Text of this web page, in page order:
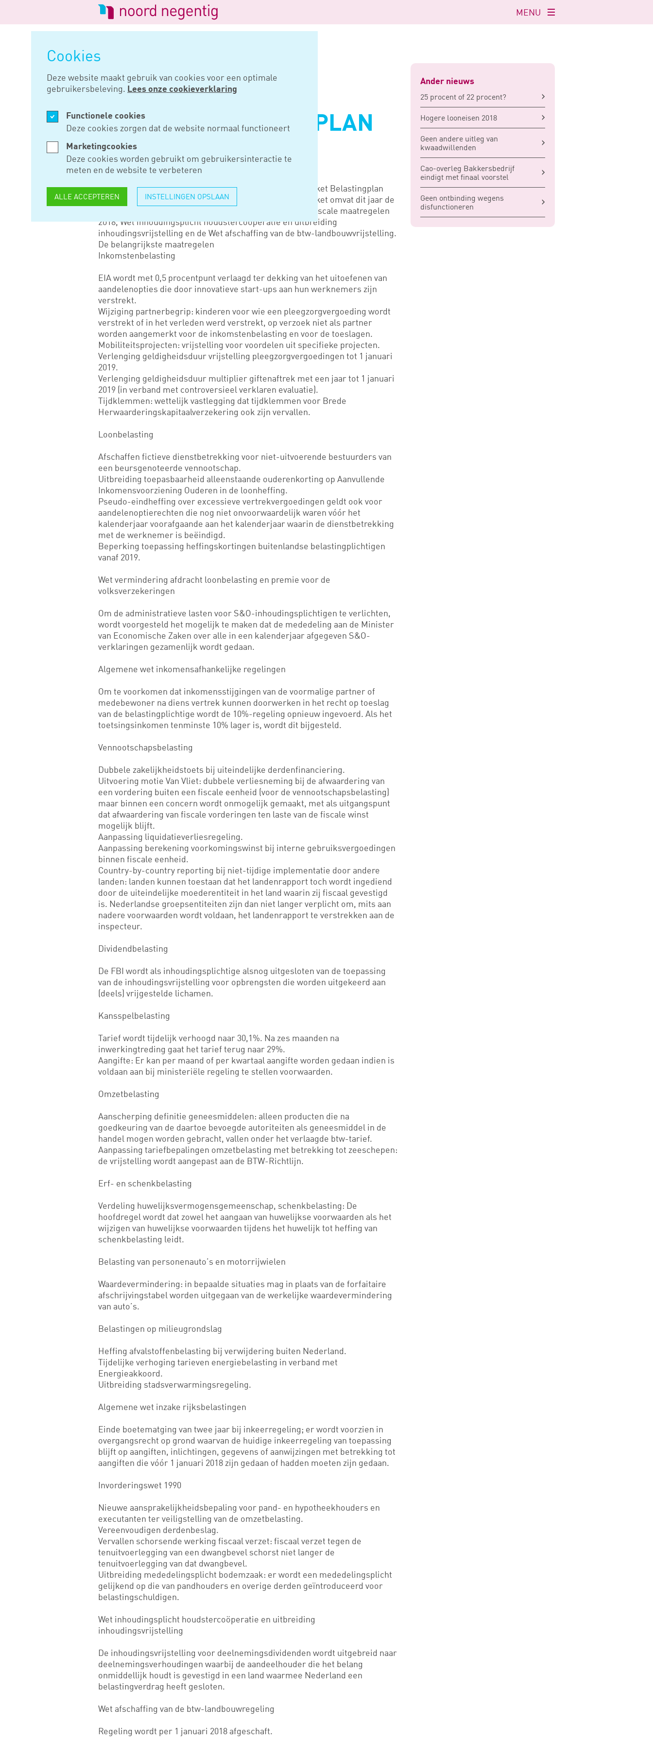
Cookies
Deze website maakt gebruik van cookies voor een optimale
gebruikersbeleving. Lees onze cookieverklaring
Functionele cookies
Deze cookies zorgen dat de website normaal functioneert
Marketingcookies
Deze cookies worden gebruikt om gebruikersinteractie te
meten en de website te verbeteren
ALLE ACCEPTEREN INSTELLINGEN OPSLAAN
Logo
van
Noord
Negentig
Navigatie
openen
MENU
SEP 20, 2017
PAKKET BELASTINGPLAN
2018
Zoals verwacht is er op Prinsjesdag een bescheiden pakket Belastingplan
2018 naar de Tweede Kamer gestuurd. Het Belastingpakket omvat dit jaar de
volgende wetsvoorstellen: Belastingplan 2018, Overige fiscale maatregelen
2018, Wet inhoudingsplicht houdstercoöperatie en uitbreiding
inhoudingsvrijstelling en de Wet afschaffing van de btw-landbouwvrijstelling.
De belangrijkste maatregelen
Inkomstenbelasting
EIA wordt met 0,5 procentpunt verlaagd ter dekking van het uitoefenen van
aandelenopties die door innovatieve start-ups aan hun werknemers zijn
verstrekt.
Wijziging partnerbegrip: kinderen voor wie een pleegzorgvergoeding wordt
verstrekt of in het verleden werd verstrekt, op verzoek niet als partner
worden aangemerkt voor de inkomstenbelasting en voor de toeslagen.
Mobiliteitsprojecten: vrijstelling voor voordelen uit specifieke projecten.
Verlenging geldigheidsduur vrijstelling pleegzorgvergoedingen tot 1 januari
2019.
Verlenging geldigheidsduur multiplier giftenaftrek met een jaar tot 1 januari
2019 (in verband met controversieel verklaren evaluatie).
Tijdklemmen: wettelijk vastlegging dat tijdklemmen voor Brede
Herwaarderingskapitaalverzekering ook zijn vervallen.
Loonbelasting
Afschaffen fictieve dienstbetrekking voor niet-uitvoerende bestuurders van
een beursgenoteerde vennootschap.
Uitbreiding toepasbaarheid alleenstaande ouderenkorting op Aanvullende
Inkomensvoorziening Ouderen in de loonheffing.
Pseudo-eindheffing over excessieve vertrekvergoedingen geldt ook voor
aandelenoptierechten die nog niet onvoorwaardelijk waren vóór het
kalenderjaar voorafgaande aan het kalenderjaar waarin de dienstbetrekking
met de werknemer is beëindigd.
Beperking toepassing heffingskortingen buitenlandse belastingplichtigen
vanaf 2019.
Wet vermindering afdracht loonbelasting en premie voor de
volksverzekeringen
Om de administratieve lasten voor S&O-inhoudingsplichtigen te verlichten,
wordt voorgesteld het mogelijk te maken dat de mededeling aan de Minister
van Economische Zaken over alle in een kalenderjaar afgegeven S&O-
verklaringen gezamenlijk wordt gedaan.
Algemene wet inkomensafhankelijke regelingen
Om te voorkomen dat inkomensstijgingen van de voormalige partner of
medebewoner na diens vertrek kunnen doorwerken in het recht op toeslag
van de belastingplichtige wordt de 10%-regeling opnieuw ingevoerd. Als het
toetsingsinkomen tenminste 10% lager is, wordt dit bijgesteld.
Vennootschapsbelasting
Dubbele zakelijkheidstoets bij uiteindelijke derdenfinanciering.
Uitvoering motie Van Vliet: dubbele verliesneming bij de afwaardering van
een vordering buiten een fiscale eenheid (voor de vennootschapsbelasting)
maar binnen een concern wordt onmogelijk gemaakt, met als uitgangspunt
dat afwaardering van fiscale vorderingen ten laste van de fiscale winst
mogelijk blijft.
Aanpassing liquidatieverliesregeling.
Aanpassing berekening voorkomingswinst bij interne gebruiksvergoedingen
binnen fiscale eenheid.
Country-by-country reporting bij niet-tijdige implementatie door andere
landen: landen kunnen toestaan dat het landenrapport toch wordt ingediend
door de uiteindelijke moederentiteit in het land waarin zij fiscaal gevestigd
is. Nederlandse groepsentiteiten zijn dan niet langer verplicht om, mits aan
nadere voorwaarden wordt voldaan, het landenrapport te verstrekken aan de
inspecteur.
Dividendbelasting
De FBI wordt als inhoudingsplichtige alsnog uitgesloten van de toepassing
van de inhoudingsvrijstelling voor opbrengsten die worden uitgekeerd aan
(deels) vrijgestelde lichamen.
Kansspelbelasting
Tarief wordt tijdelijk verhoogd naar 30,1%. Na zes maanden na
inwerkingtreding gaat het tarief terug naar 29%.
Aangifte: Er kan per maand of per kwartaal aangifte worden gedaan indien is
voldaan aan bij ministeriële regeling te stellen voorwaarden.
Omzetbelasting
Aanscherping definitie geneesmiddelen: alleen producten die na
goedkeuring van de daartoe bevoegde autoriteiten als geneesmiddel in de
handel mogen worden gebracht, vallen onder het verlaagde btw-tarief.
Aanpassing tariefbepalingen omzetbelasting met betrekking tot zeeschepen:
de vrijstelling wordt aangepast aan de BTW-Richtlijn.
Erf- en schenkbelasting
Verdeling huwelijksvermogensgemeenschap, schenkbelasting: De
hoofdregel wordt dat zowel het aangaan van huwelijkse voorwaarden als het
wijzigen van huwelijkse voorwaarden tijdens het huwelijk tot heffing van
schenkbelasting leidt.
Belasting van personenauto’s en motorrijwielen
Waardevermindering: in bepaalde situaties mag in plaats van de forfaitaire
afschrijvingstabel worden uitgegaan van de werkelijke waardevermindering
van auto’s.
Belastingen op milieugrondslag
Heffing afvalstoffenbelasting bij verwijdering buiten Nederland.
Tijdelijke verhoging tarieven energiebelasting in verband met
Energieakkoord.
Uitbreiding stadsverwarmingsregeling.
Algemene wet inzake rijksbelastingen
Einde boetematging van twee jaar bij inkeerregeling; er wordt voorzien in
overgangsrecht op grond waarvan de huidige inkeerregeling van toepassing
blijft op aangiften, inlichtingen, gegevens of aanwijzingen met betrekking tot
aangiften die vóór 1 januari 2018 zijn gedaan of hadden moeten zijn gedaan.
Invorderingswet 1990
Nieuwe aansprakelijkheidsbepaling voor pand- en hypotheekhouders en
executanten ter veiligstelling van de omzetbelasting.
Vereenvoudigen derdenbeslag.
Vervallen schorsende werking fiscaal verzet: fiscaal verzet tegen de
tenuitvoerlegging van een dwangbevel schorst niet langer de
tenuitvoerlegging van dat dwangbevel.
Uitbreiding mededelingsplicht bodemzaak: er wordt een mededelingsplicht
gelijkend op die van pandhouders en overige derden geïntroduceerd voor
belastingschuldigen.
Wet inhoudingsplicht houdstercoöperatie en uitbreiding
inhoudingsvrijstelling
De inhoudingsvrijstelling voor deelnemingsdividenden wordt uitgebreid naar
deelnemingsverhoudingen waarbij de aandeelhouder die het belang
onmiddellijk houdt is gevestigd in een land waarmee Nederland een
belastingverdrag heeft gesloten.
Wet afschaffing van de btw-landbouwregeling
Regeling wordt per 1 januari 2018 afgeschaft.
Ander nieuws
25 procent of 22 procent?
Hogere looneisen 2018
Geen andere uitleg van
kwaadwillenden
Cao-overleg Bakkersbedrijf
eindigt met finaal voorstel
Geen ontbinding wegens
disfunctioneren